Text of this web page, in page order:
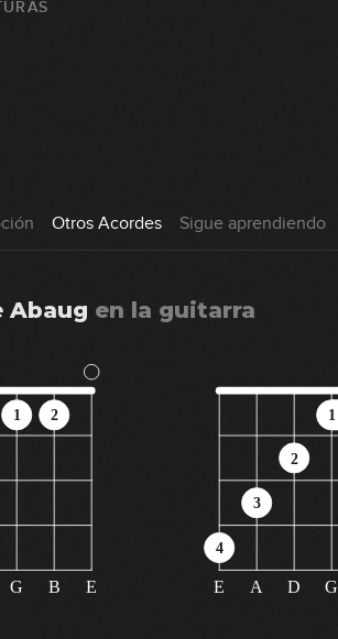
Otros Acordes Sigue aprendiendo
Abaug en la guitarra
G B E
1 2
E A D G
1
4
3
2